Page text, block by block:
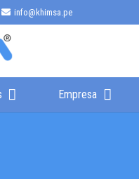
info@khimsa.pe
Empresa